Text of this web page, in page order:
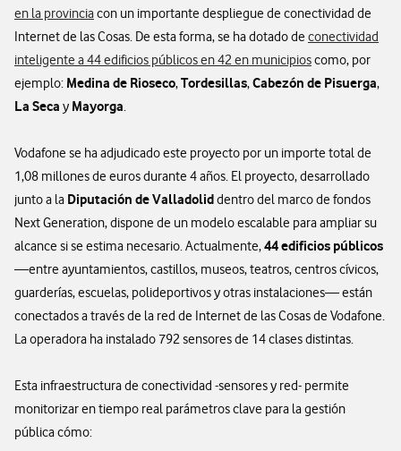
en la provinciacon un importante despliegue de conectividad de
Internet de las Cosas. De esta forma, se ha dotado de conectividad
inteligente a 44 edificios públicos en 42 en municipioscomo, por
ejemplo: Medina de Rioseco,Tordesillas,Cabezón de Pisuerga,
La Seca y Mayorga.
Vodafone se ha adjudicado este proyecto por un importe total de
1,08 millones de euros durante 4 años. El proyecto, desarrollado
junto a la Diputación de Valladoliddentro del marco de fondos
Next Generation, dispone de un modelo escalable para ampliar su
alcance si se estima necesario. Actualmente,44 edificios públicos
—entre ayuntamientos, castillos, museos, teatros, centros cívicos,
guarderías, escuelas, polideportivos y otras instalaciones— están
conectados a través de la red de Internet de las Cosas de Vodafone.
La operadora ha instalado 792 sensores de 14 clases distintas.
Esta infraestructura de conectividad -sensores y red- permite
monitorizar en tiempo real parámetros clave para la gestión
pública cómo: